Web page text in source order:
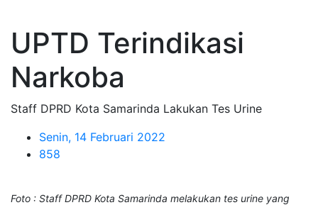
UPTD Terindikasi
Narkoba
Staff DPRD Kota Samarinda Lakukan Tes Urine
Senin, 14 Februari 2022
858
Foto : Staff DPRD Kota Samarinda melakukan tes urine yang